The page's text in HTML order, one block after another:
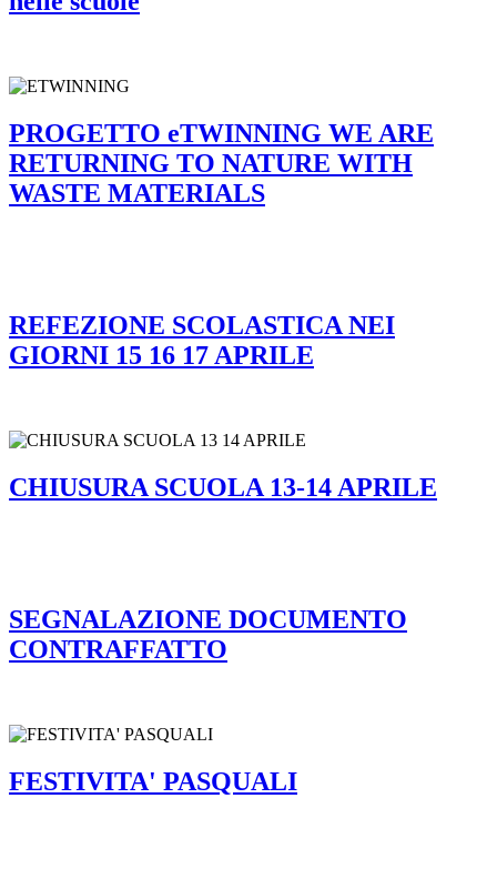
PROGETTO eTWINNING WE ARE
RETURNING TO NATURE WITH
WASTE MATERIALS
REFEZIONE SCOLASTICA NEI
GIORNI 15 16 17 APRILE
CHIUSURA SCUOLA 13-14 APRILE
SEGNALAZIONE DOCUMENTO
CONTRAFFATTO
FESTIVITA' PASQUALI